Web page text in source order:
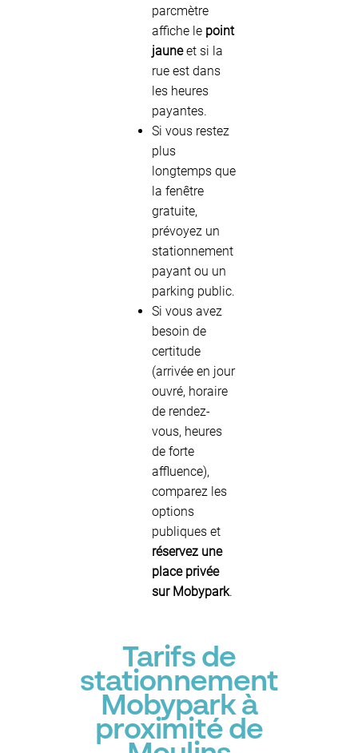
parcmètre
affiche le point
jauneet si la
rue est dans
les heures
payantes.
Si vous restez
plus
longtemps que
la fenêtre
gratuite,
prévoyez un
stationnement
payant ou un
parking public.
Si vous avez
besoin de
certitude
(arrivée en jour
ouvré, horaire
de rendez-
vous, heures
de forte
affluence),
comparez les
options
publiques et
réservez une
place privée
sur Mobypark.
Tarifs de
stationnement
Mobypark à
proximité de